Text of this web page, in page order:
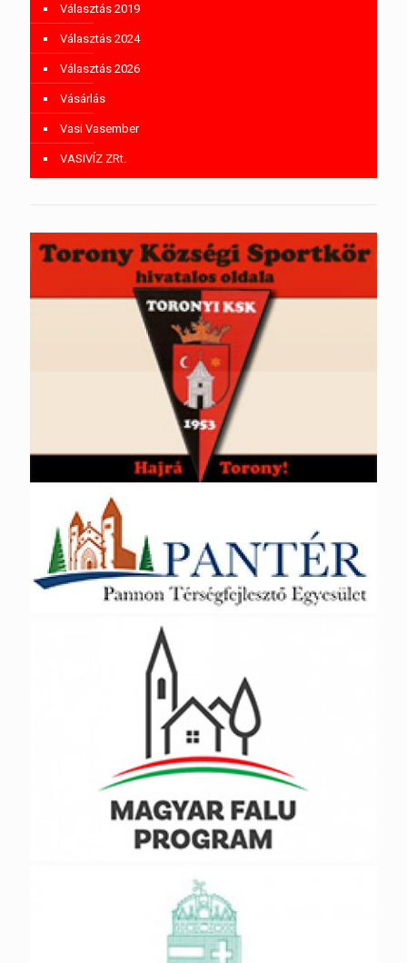
Választás 2019
Választás 2024
Választás 2026
Vásárlás
Vasi Vasember
VASIVÍZ ZRt.